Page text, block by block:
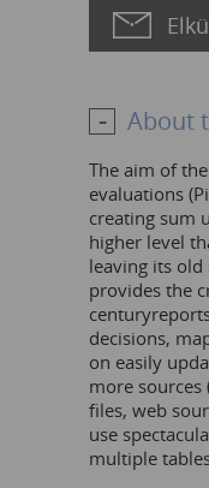
About
The aim of
evaluations
creating sum
higher level
leaving its
provides the
decisions,
on easily
more sources
files, web
use
multiple